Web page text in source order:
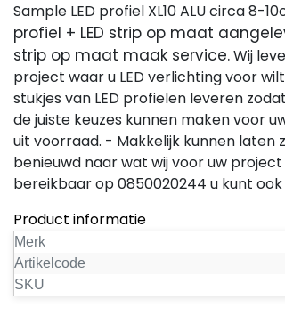
Sample LED profiel XL10 ALU circa 8-
profiel + LED strip op maat
strip op maat maak service.Wij
project waar u LED verlichting voor
stukjes van LED profielen leveren
de juiste keuzes kunnen maken voor
uit voorraad. - Makkelijk kunnen laten
benieuwd naar wat wij voor uw
bereikbaar op 0850020244 u kunt
Product informatie
Merk
Artikelcode
SKU